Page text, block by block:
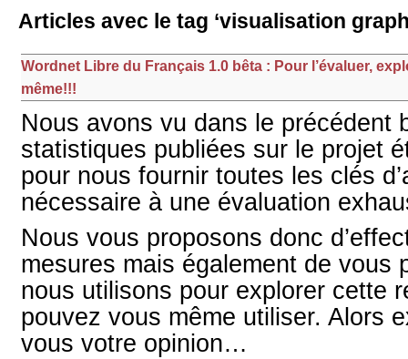
Articles avec le tag ‘visualisation
Wordnet Libre du Français 1.0 bêta : Pour l’évaluer,
même!!!
Nous avons vu dans le précédent
statistiques publiées sur le projet
pour nous fournir toutes les clés
nécessaire à une évaluation
Nous vous proposons donc
mesures mais également de vous
nous utilisons pour explorer cette
pouvez vous même utiliser. Alors
vous votre opinion…